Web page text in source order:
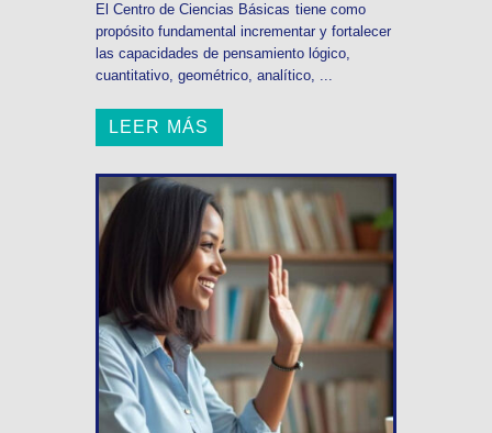
El Centro de Ciencias Básicas tiene como
propósito fundamental incrementar y fortalecer
las capacidades de pensamiento lógico,
cuantitativo, geométrico, analítico, ...
LEER MÁS